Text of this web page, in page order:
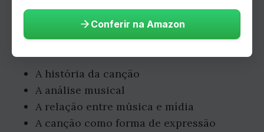
Principais temas abordados
no livro
A história da canção
A análise musical
A relação entre música e mídia
A canção como forma de expressão
Conferir na Amazon